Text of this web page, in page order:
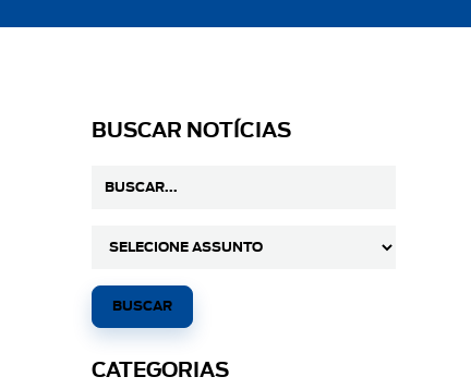
BUSCAR NOTÍCIAS
CATEGORIAS